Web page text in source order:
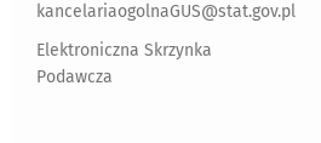
kancelariaogolnaGUS@stat.gov.pl
Elektroniczna Skrzynka
Podawcza